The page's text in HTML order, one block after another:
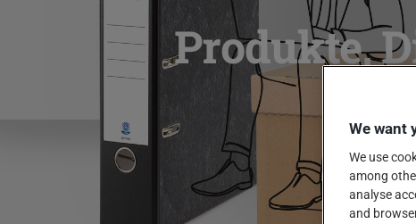
Produkte,
We want
We use
among
analyse
and